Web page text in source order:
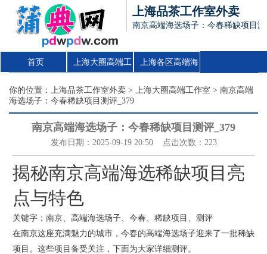
上海品茶工作室外卖
南京高端海选场子：今春稀缺项目测
首页 上海大圈高端工
作室
上海各区高端海
选场子
你的位置： 上海品茶工作室外卖 > 上海大圈高端工作室 > 南京高端
海选场子：今春稀缺项目测评_379
南京高端海选场子：今春稀缺项目测评_379
发布日期：2025-09-19 20:50 点击次数：223
揭秘南京高端海选稀缺项目亮
点与特色
关键字：南京、高端海选场子、今春、稀缺项目、测评
在南京这座充满魅力的城市，今春的高端海选场子迎来了一批稀缺
项目。这些项目备受关注，下面为大家详细测评。